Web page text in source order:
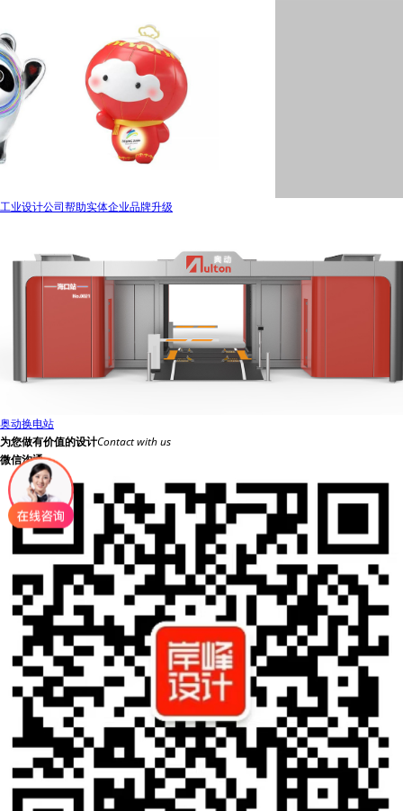
工业设计公司帮助实体企业品牌升级
奥动换电站
为您做有价值的设计Contact with us
微信沟通